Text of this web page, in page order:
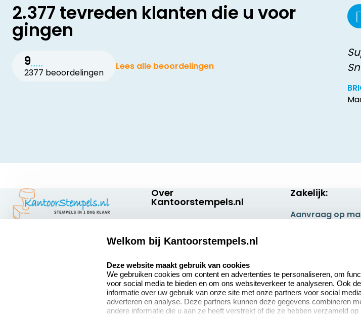
2.377 tevreden klanten die u voor
gingen
9
2377 beoordelingen
Lees alle beoordelingen
Over
Kantoorstempels.nl
Bedrijfsgegevens
Extra informatie
Onze vacatures
Zakelijk:
Aanvraag op
Sale
Welkom bij Kantoorstempels.nl
Deze website maakt gebruik van cookies
We gebruiken cookies om content en advertenties te personaliseren, om
voor social media te bieden en om ons websiteverkeer te analyseren. Ook
informatie over uw gebruik van onze site met onze partners voor social
adverteren en analyse. Deze partners kunnen deze gegevens combineren
andere informatie die u aan ze heeft verstrekt of die ze hebben verzameld op